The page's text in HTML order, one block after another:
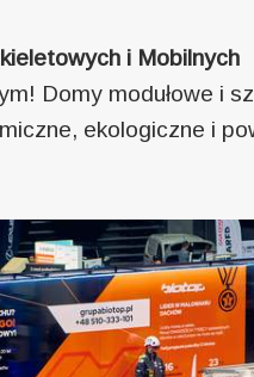
i Mobilnych
Domy modułowe i
ekologiczne i